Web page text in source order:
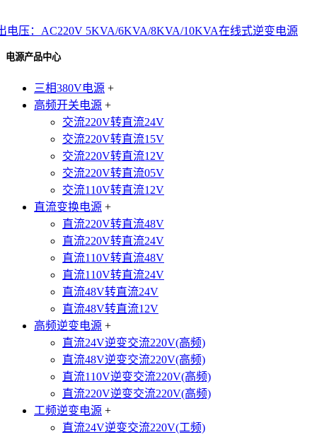
电压：AC220V 5KVA/6KVA/8KVA/10KVA在线式逆变电源
电源产品中心
三相380V电源 +
高频开关电源 +
交流220V转直流24V
交流220V转直流15V
交流220V转直流12V
交流220V转直流05V
交流110V转直流12V
直流变换电源 +
直流220V转直流48V
直流220V转直流24V
直流110V转直流48V
直流110V转直流24V
直流48V转直流24V
直流48V转直流12V
高频逆变电源 +
直流24V逆变交流220V(高频)
直流48V逆变交流220V(高频)
直流110V逆变交流220V(高频)
直流220V逆变交流220V(高频)
工频逆变电源 +
直流24V逆变交流220V(工频)